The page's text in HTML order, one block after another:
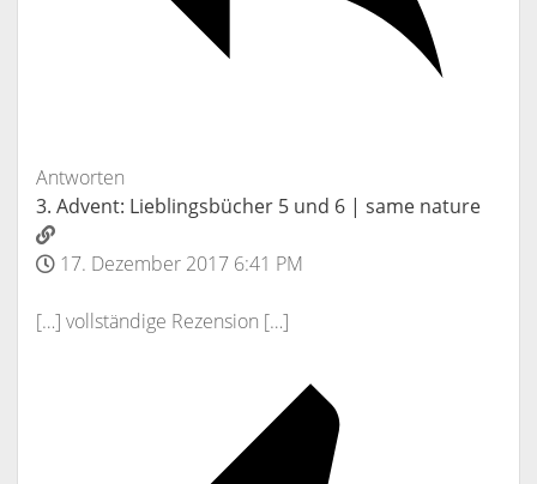
Antworten
3. Advent: Lieblingsbücher 5 und 6 | same nature
17. Dezember 2017 6:41 PM
[…] vollständige Rezension […]